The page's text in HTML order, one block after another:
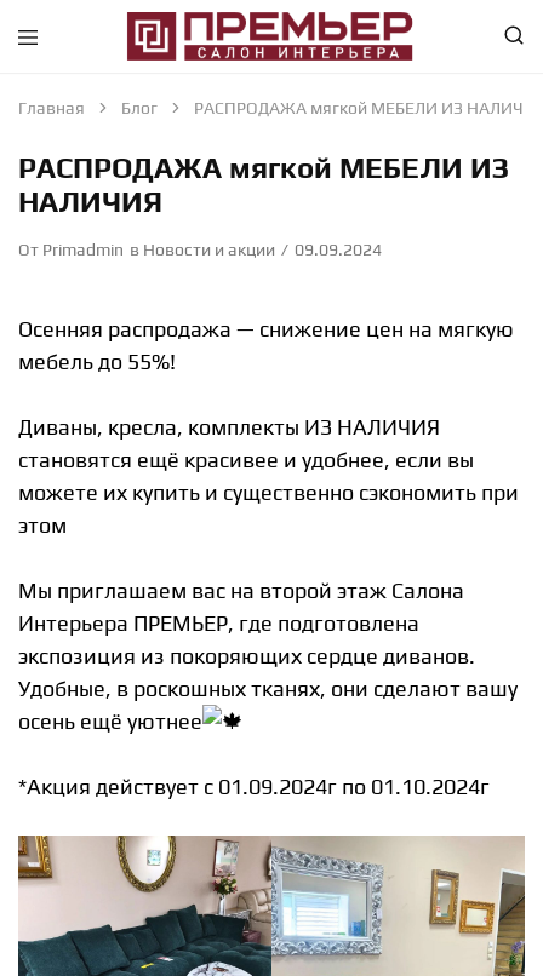
Премьер
Салон
Абакан
Крупнейший
Абакане
интерьерного
направления
Главная Блог РАСПРОДАЖА мягкой МЕБЕЛИ ИЗ
РАСПРОДАЖА мягкой МЕБЕЛИ ИЗ
НАЛИЧИЯ
От Primadmin в Новости и акции 09.09.2024
Осенняя распродажа — снижение цен на мягкую
мебель до 55%!
Диваны, кресла, комплекты ИЗ НАЛИЧИЯ
становятся ещё красивее и удобнее, если вы
можете их купить и существенно сэкономить при
этом
Мы приглашаем вас на второй этаж Салона
Интерьера ПРЕМЬЕР, где подготовлена
экспозиция из покоряющих сердце диванов.
Удобные, в роскошных тканях, они сделают вашу
осень ещё уютнее
*Акция действует с 01.09.2024г по 01.10.2024г